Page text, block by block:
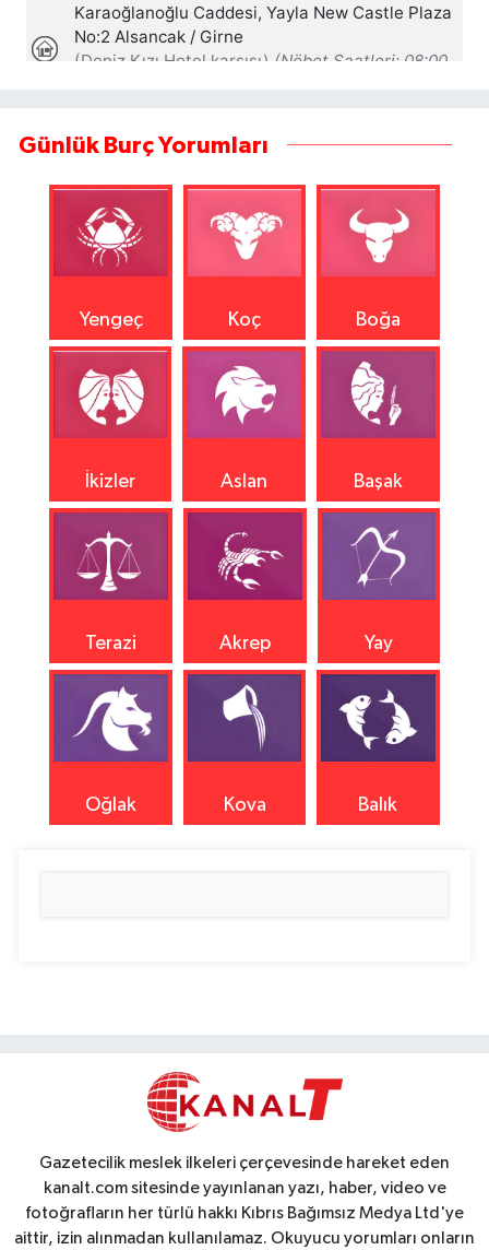
Günlük Burç Yorumları
Yengeç Koç Boğa
İkizler Aslan Başak
Terazi Akrep Yay
Oğlak Kova Balık
Gazetecilik meslek ilkeleri çerçevesinde hareket eden
kanalt.com sitesinde yayınlanan yazı, haber, video ve
fotoğrafların her türlü hakkı Kıbrıs Bağımsız Medya Ltd'ye
aittir, izin alınmadan kullanılamaz. Okuyucu yorumları onların